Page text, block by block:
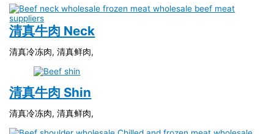
清真牛肉 Neck
清真冷冻肉, 清真鲜肉,
清真牛肉 Shin
清真冷冻肉, 清真鲜肉,